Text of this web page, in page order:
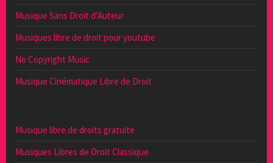
Musique Sans Droit d’Auteur
Musiques libre de droit pour youtube
No Copyright Music
Musique Cinématique Libre de Droit
Musique libre de droits gratuite
Musiques Libres de Droit Classique